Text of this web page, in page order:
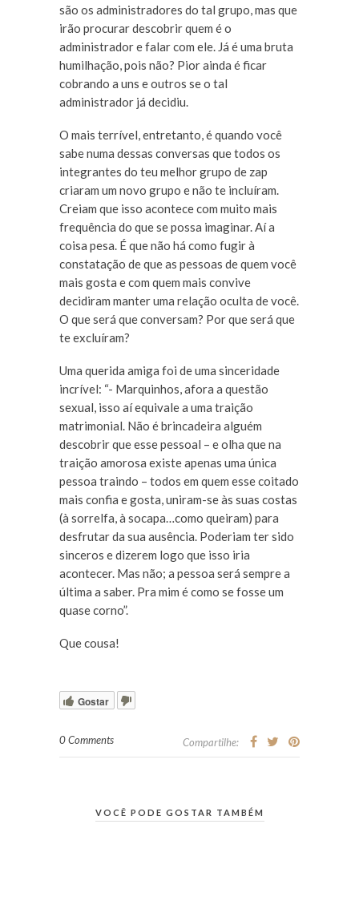
são os administradores do tal grupo, mas que
irão procurar descobrir quem é o
administrador e falar com ele. Já é uma bruta
humilhação, pois não? Pior ainda é ficar
cobrando a uns e outros se o tal
administrador já decidiu.
O mais terrível, entretanto, é quando você
sabe numa dessas conversas que todos os
integrantes do teu melhor grupo de zap
criaram um novo grupo e não te incluíram.
Creiam que isso acontece com muito mais
frequência do que se possa imaginar. Aí a
coisa pesa. É que não há como fugir à
constatação de que as pessoas de quem você
mais gosta e com quem mais convive
decidiram manter uma relação oculta de você.
O que será que conversam? Por que será que
te excluíram?
Uma querida amiga foi de uma sinceridade
incrível: “- Marquinhos, afora a questão
sexual, isso aí equivale a uma traição
matrimonial. Não é brincadeira alguém
descobrir que esse pessoal – e olha que na
traição amorosa existe apenas uma única
pessoa traindo – todos em quem esse coitado
mais confia e gosta, uniram-se às suas costas
(à sorrelfa, à socapa…como queiram) para
desfrutar da sua ausência. Poderiam ter sido
sinceros e dizerem logo que isso iria
acontecer. Mas não; a pessoa será sempre a
última a saber. Pra mim é como se fosse um
quase corno”.
Que cousa!
Gostar
0 Comments Compartilhe:
VOCÊ PODE GOSTAR TAMBÉM